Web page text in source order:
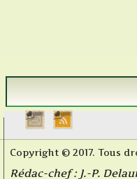
Copyright © 2017. Tous
Rédac-chef : J.-P.